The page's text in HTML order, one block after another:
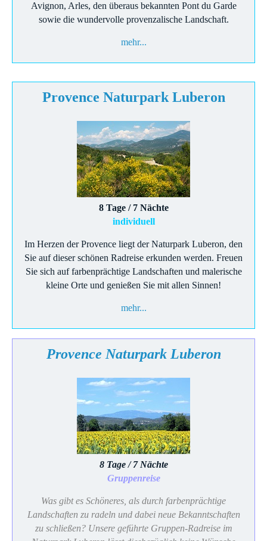
Avignon, Arles, den überaus bekannten Pont du Garde
sowie die wundervolle provenzalische Landschaft.
mehr...
Provence Naturpark Luberon
8 Tage / 7 Nächte
individuell
Im Herzen der Provence liegt der Naturpark Luberon, den
Sie auf dieser schönen Radreise erkunden werden. Freuen
Sie sich auf farbenprächtige Landschaften und malerische
kleine Orte und genießen Sie mit allen Sinnen!
mehr...
Provence Naturpark Luberon
8 Tage / 7 Nächte
Gruppenreise
Was gibt es Schöneres, als durch farbenprächtige
Landschaften zu radeln und dabei neue Bekanntschaften
zu schließen? Unsere geführte Gruppen-Radreise im